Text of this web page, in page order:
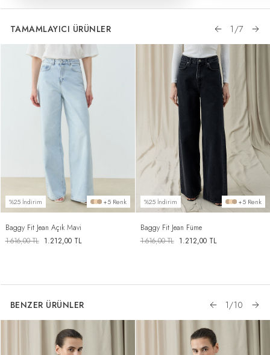
TAMAMLAYICI ÜRÜNLER 1 /7
%25 İndirim +5 Renk
Baggy Fit Jean Açık Mavi
1.616,00TL 1.212,00TL
%25 İndirim +5 Renk
Baggy Fit Jean Füme
1.616,00TL 1.212,00TL
BENZER ÜRÜNLER 1/10